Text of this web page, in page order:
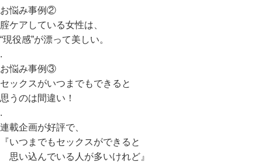
お悩み事例②
腟ケアしている女性は、
“現役感”が漂って美しい。
.
お悩み事例③
セックスがいつまでもできると
思うのは間違い！
.
連載企画が好評で、
『いつまでもセックスができると
思い込んでいる人が多いけれど』